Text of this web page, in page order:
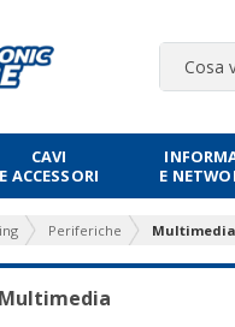
CAVI
E ACCESSORI
E
Periferiche Multimedia
Multimedia